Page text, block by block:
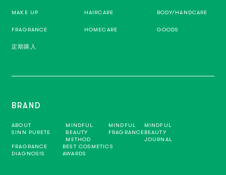
MAKE UP HAIRCARE BODY/HANDCARE
FRAGRANCE HOMECARE GOODS
定期購入
BRAND
ABOUT
SINN PURETE
MINDFUL
BEAUTY
METHOD
MINDFUL
FRAGRANCE
MINDFUL
BEAUTY
JOURNAL
FRAGRANCE
DIAGNOSIS
BEST COSMETICS
AWARDS